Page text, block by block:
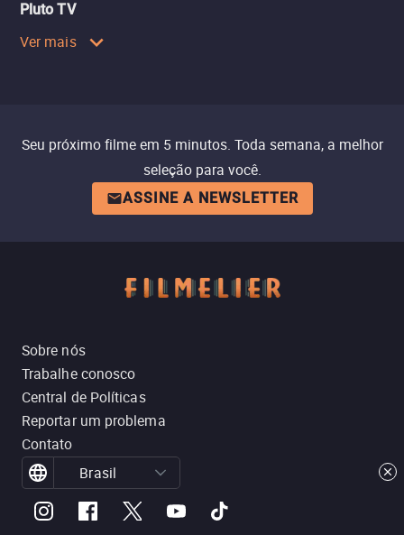
Pluto TV
Ver mais
Seu próximo filme em 5 minutos. Toda semana, a melhor
seleção para você.
ASSINE A NEWSLETTER
Sobre nós
Trabalhe conosco
Central de Políticas
Reportar um problema
Contato
Brasil